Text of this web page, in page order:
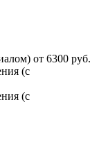
от 6300 руб.
(с
(с